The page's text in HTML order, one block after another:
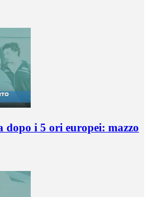
dopo i 5 ori europei: mazzo